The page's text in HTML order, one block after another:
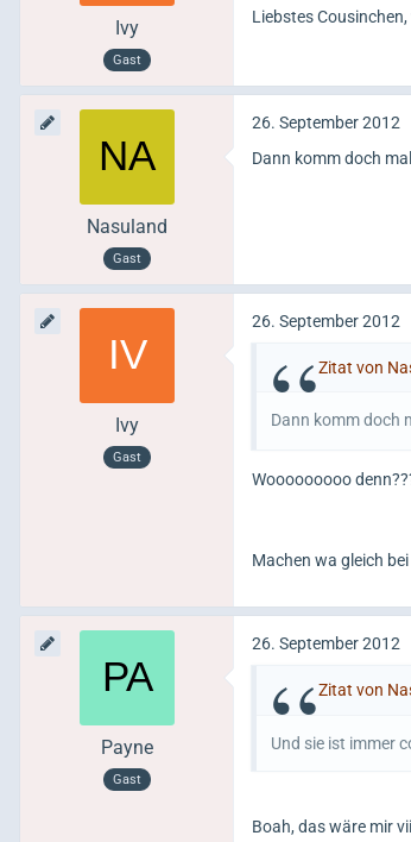
Ivy
Gast
Liebstes
Nasuland
Gast
26. September 2012
Dann komm doch
Ivy
Gast
26. September 2012
Zitat von
Dann komm doch
Wooooooooo
Machen wa gleich
Payne
Gast
26. September 2012
Zitat von
Und sie ist immer
Boah, das wäre mir